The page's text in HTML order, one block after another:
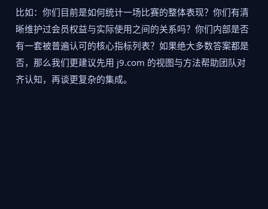
比如：你们目前是如何统计一场比赛的整体表现？你们有清
晰维护过会员权益与实际使用之间的关系吗？你们内部是否
有一套被普遍认可的核心指标列表？如果绝大多数答案都是
否，那么我们更建议先用 j9.com 的视图与方法帮助团队对
齐认知，再谈更复杂的集成。